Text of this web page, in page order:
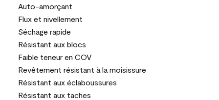
Auto-amorçant
Flux et nivellement
Séchage rapide
Résistant aux blocs
Faible teneur en COV
Revêtement résistant à la moisissure
Résistant aux éclaboussures
Résistant aux taches